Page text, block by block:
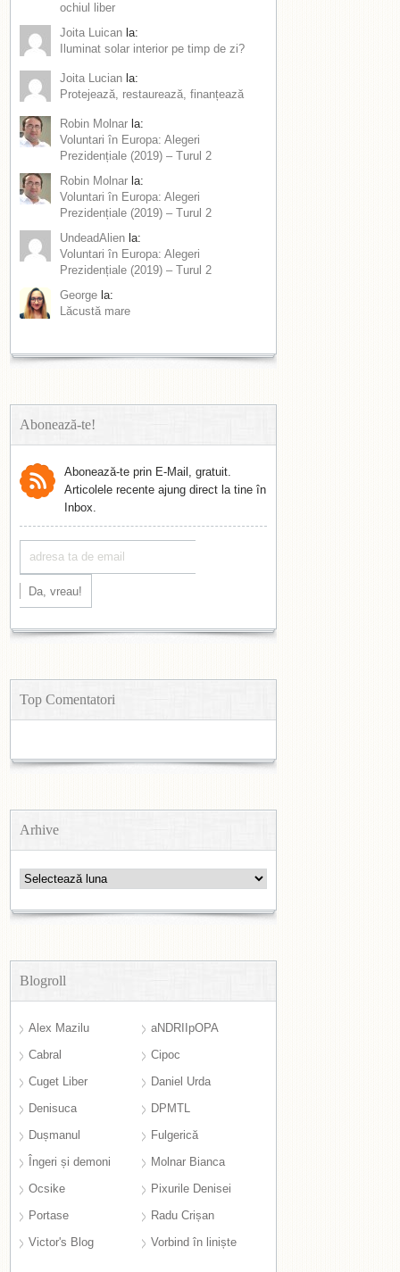
ochiul liber
Joita Luican la:
Iluminat solar interior pe timp de zi?
Joita Lucian la:
Protejează, restaurează, finanțează
Robin Molnar la:
Voluntari în Europa: Alegeri
Prezidențiale (2019) – Turul 2
Robin Molnar la:
Voluntari în Europa: Alegeri
Prezidențiale (2019) – Turul 2
UndeadAlien la:
Voluntari în Europa: Alegeri
Prezidențiale (2019) – Turul 2
George la:
Lăcustă mare
Abonează-te!
Abonează-te prin E-Mail, gratuit.
Articolele recente ajung direct la tine în
Inbox.
Top Comentatori
Arhive
Arhive
Blogroll
Alex Mazilu
aNDRIIpOPA
Cabral
Cipoc
Cuget Liber
Daniel Urda
Denisuca
DPMTL
Dușmanul
Fulgerică
Îngeri și demoni
Molnar Bianca
Ocsike
Pixurile Denisei
Portase
Radu Crișan
Victor's Blog
Vorbind în liniște